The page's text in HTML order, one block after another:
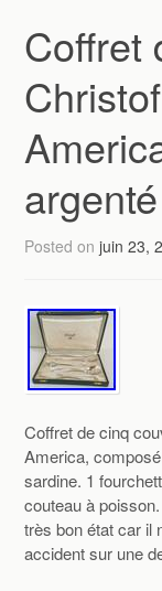
Coffret
argenté
Posted onjuin 23,
Coffret de cinq
America,
sardine. 1
couteau à
très bon état car il
accident sur une